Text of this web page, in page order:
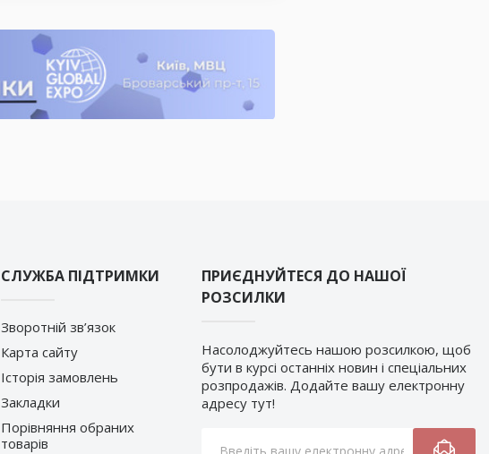
СЛУЖБА ПІДТРИМКИ
Зворотній зв’язок
Карта сайту
Історія замовлень
Закладки
Порівняння обраних
товарів
ПРИЄДНУЙТЕСЯ ДО НАШОЇ
РОЗСИЛКИ
Насолоджуйтесь нашою розсилкою, щоб
бути в курсі останніх новин і спеціальних
розпродажів. Додайте вашу електронну
адресу тут!